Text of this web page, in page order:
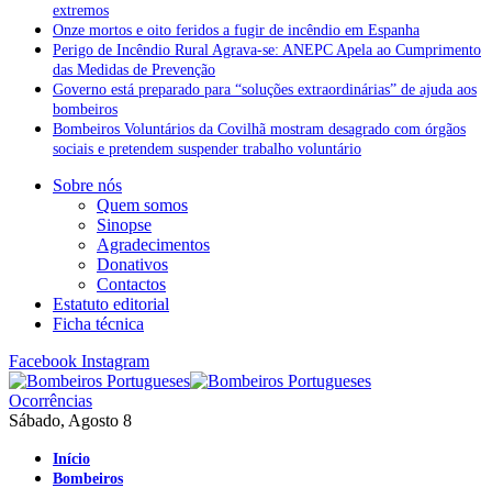
extremos
Onze mortos e oito feridos a fugir de incêndio em Espanha
Perigo de Incêndio Rural Agrava-se: ANEPC Apela ao Cumprimento
das Medidas de Prevenção
Governo está preparado para “soluções extraordinárias” de ajuda aos
bombeiros
Bombeiros Voluntários da Covilhã mostram desagrado com órgãos
sociais e pretendem suspender trabalho voluntário
Sobre nós
Quem somos
Sinopse
Agradecimentos
Donativos
Contactos
Estatuto editorial
Ficha técnica
Facebook Instagram
Ocorrências
Sábado, Agosto 8
Início
Bombeiros